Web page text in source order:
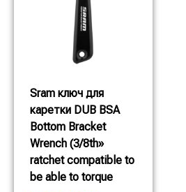
Sram ключ для
каретки DUB BSA
Bottom Bracket
Wrench (3/8th»
ratchet compatible to
be able to torque